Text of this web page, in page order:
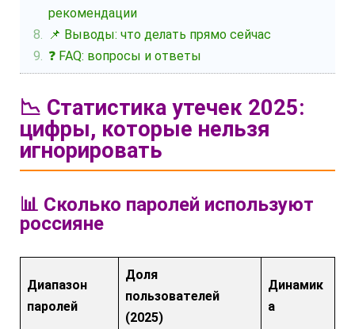
рекомендации
📌 Выводы: что делать прямо сейчас
❓ FAQ: вопросы и ответы
📉 Статистика утечек 2025:
цифры, которые нельзя
игнорировать
📊 Сколько паролей используют
россияне
Диапазон
паролей
Доля
пользователей
(2025)
Динамик
а